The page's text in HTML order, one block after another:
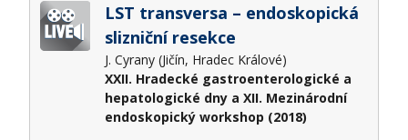
LST transversa – endoskopická
slizniční resekce
J. Cyrany (Jičín, Hradec Králové)
XXII. Hradecké gastroenterologické a
hepatologické dny a XII. Mezinárodní
endoskopický workshop (2018)